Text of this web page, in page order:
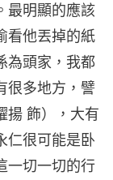
最明顯的應該
看他丟掉的紙
為頭家，我都
很多地方，譬
飾），大有
仁很可能是卧
一切一切的行